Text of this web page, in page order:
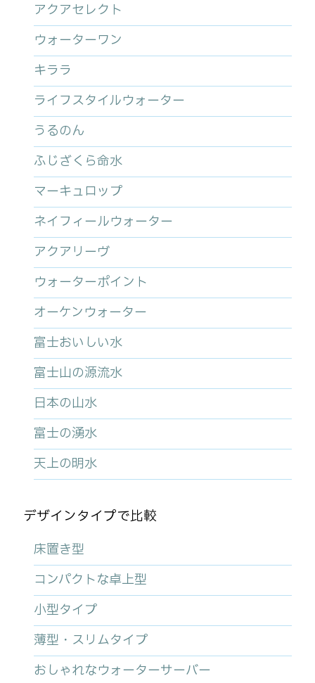
アクアセレクト
ウォーターワン
キララ
ライフスタイルウォーター
うるのん
ふじざくら命水
マーキュロップ
ネイフィールウォーター
アクアリーヴ
ウォーターポイント
オーケンウォーター
富士おいしい水
富士山の源流水
日本の山水
富士の湧水
天上の明水
デザインタイプで比較
床置き型
コンパクトな卓上型
小型タイプ
薄型・スリムタイプ
おしゃれなウォーターサーバー